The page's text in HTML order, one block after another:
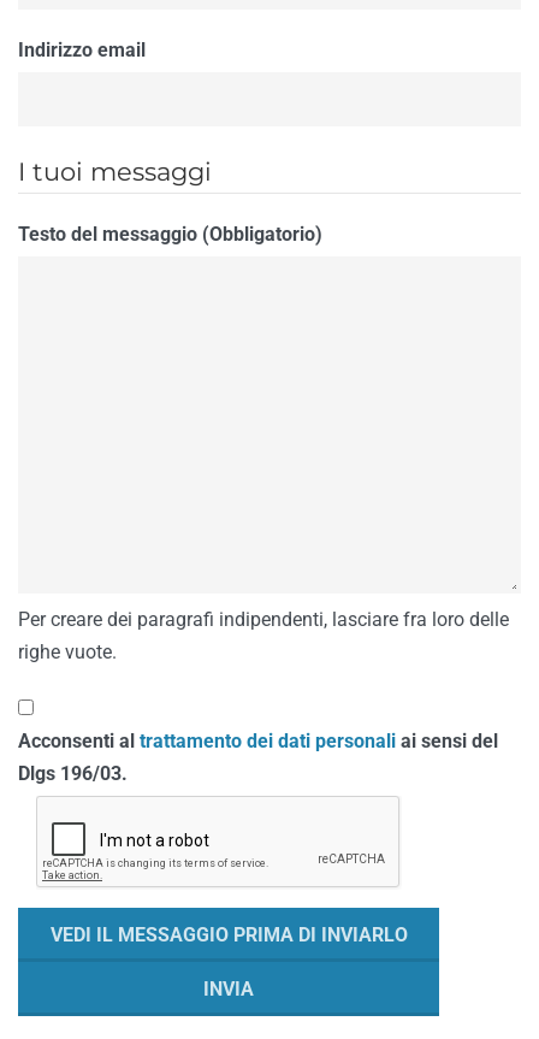
Indirizzo email
I tuoi messaggi
Testo del messaggio (Obbligatorio)
Per creare dei paragrafi indipendenti, lasciare fra loro delle
righe vuote.
Acconsenti al trattamento dei dati personali ai sensi del
Dlgs 196/03.